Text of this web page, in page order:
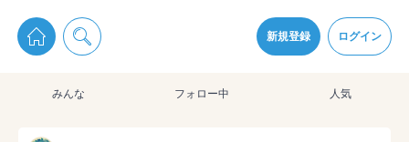
新規登録 ログイン
pixiv Sketchは2024年5月28日付で プライパシーポリシーを改定しました。
通知を受け取るにはここをクリックします
pixiv Sketchアプリでさらに快適に！
みんな フォロー中 人気